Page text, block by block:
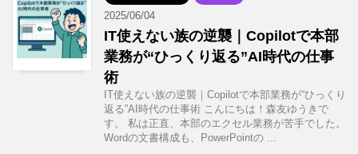
2025/06/04
IT使えない族の逆襲｜Copilotで本部
業務が“ひっくり返る”AI時代の仕事
術
IT使えない族の逆襲｜Copilotで本部業務が“ひっくり
返る”AI時代の仕事術 こんにちは！森友ゆうきで
す。 私は正直、本部のエクセル業務が苦手でした。
Wordの文書構成も、PowerPointの ...